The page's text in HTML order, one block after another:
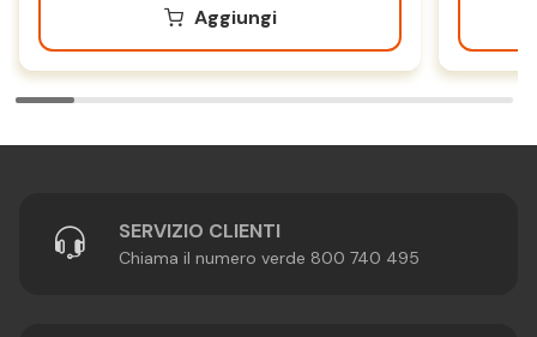
Aggiungi
SERVIZIO CLIENTI
Chiama il numero verde 800 740 495